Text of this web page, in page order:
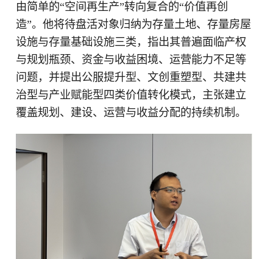
由简单的“空间再生产”转向复合的“价值再创
造”。他将待盘活对象归纳为存量土地、存量房屋
设施与存量基础设施三类，指出其普遍面临产权
与规划瓶颈、资金与收益困境、运营能力不足等
问题，并提出公服提升型、文创重塑型、共建共
治型与产业赋能型四类价值转化模式，主张建立
覆盖规划、建设、运营与收益分配的持续机制。